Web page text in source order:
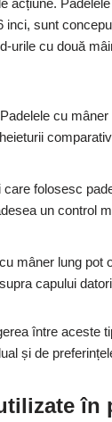
acțiune.
inci, sunt
urile cu două
Padelele cu
care folosesc
un control
mâner lung pot
capului
între aceste
și de
în